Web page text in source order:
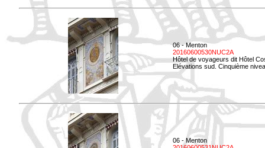
06 - Menton
20160600530NUC2A
Hôtel de voyageurs dit Hôtel
Elévations sud. Cinquième
06 - Menton